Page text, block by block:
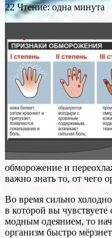
22Чтение: одна минута
обморожение и
важно знать то, от чего
Во время сильно
в которой вы чувствуете
модным одеянием, то
организм быстро